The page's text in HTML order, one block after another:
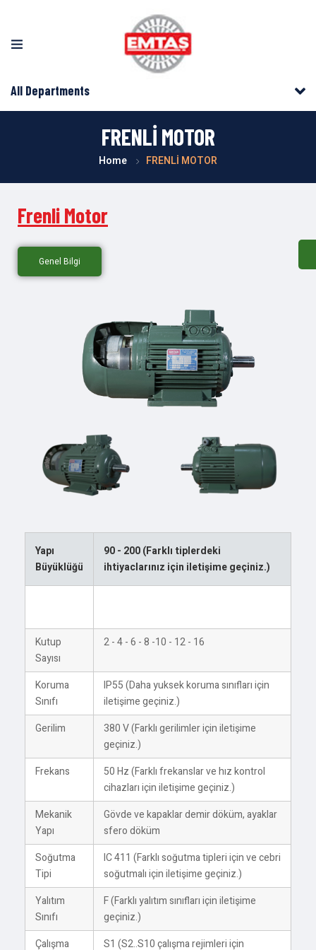
All Departments
FRENLİ MOTOR
Home FRENLİ MOTOR
Frenli Motor
Genel Bilgi
Yapı
Büyüklüğü
90 - 200 (Farklı tiplerdeki
ihtiyaclarınız için iletişime geçiniz.)
Kutup
Sayısı
2 - 4 - 6 - 8 -10 - 12 - 16
Koruma
Sınıfı
IP55 (Daha yuksek koruma sınıfları için
iletişime geçiniz.)
Gerilim
380 V (Farklı gerilimler için iletişime
geçiniz.)
Frekans
50 Hz (Farklı frekanslar ve hız kontrol
cihazları için iletişime geçiniz.)
Mekanik
Yapı
Gövde ve kapaklar demir döküm, ayaklar
sfero döküm
Soğutma
Tipi
IC 411 (Farklı soğutma tipleri için ve cebri
soğutmalı için iletişime geçiniz.)
Yalıtım
Sınıfı
F (Farklı yalıtım sınıfları için iletişime
geçiniz.)
Çalışma
S1 (S2..S10 çalışma rejimleri için